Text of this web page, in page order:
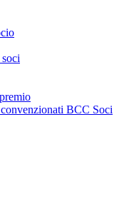
BCC Soci